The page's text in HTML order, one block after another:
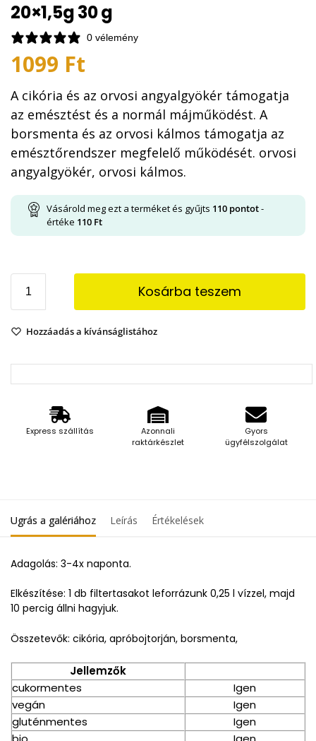
20×1,5g 30 g
0 vélemény
1099 Ft
A cikória és az orvosi angyalgyökér támogatja
az emésztést és a normál májműködést. A
borsmenta és az orvosi kálmos támogatja az
emésztőrendszer megfelelő működését. orvosi
angyalgyökér, orvosi kálmos.
Vásárold meg ezt a terméket és gyűjts 110 pontot-
értéke 110 Ft
Kosárba teszem
Hozzáadás a kívánságlistához
Express szállítás
Azonnali
raktárkészlet
Gyors
ügyfélszolgálat
Ugrás a galériához Leírás Értékelések
Adagolás: 3-4x naponta.
Elkészítése: 1 db filtertasakot leforrázunk 0,25 l vízzel, majd
10 percig állni hagyjuk.
Összetevők: cikória, apróbojtorján, borsmenta,
Jellemzők
cukormentes
Igen
vegán
Igen
gluténmentes
Igen